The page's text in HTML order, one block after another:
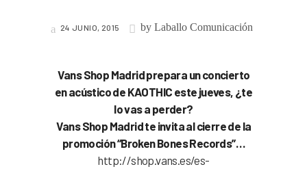
24 JUNIO, 2015 byLaballo Comunicación
Vans Shop Madrid prepara un concierto
en acústico de KAOTHIC este jueves, ¿te
lo vas a perder?
Vans Shop Madrid te invita al cierre de la
promoción “Broken Bones Records”…
http://shop.vans.es/es-